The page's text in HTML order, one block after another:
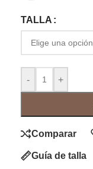
TALLA
- +
Comparar
Guía de talla